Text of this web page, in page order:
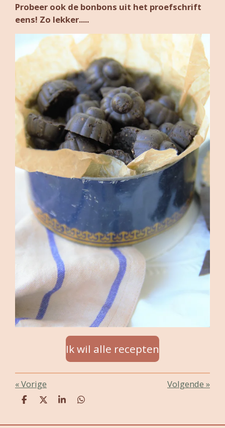
Probeer ook de bonbons uit het proefschrift
eens! Zo lekker.....
Ik wil alle recepten
«Vorige Volgende »
D
D
S
D